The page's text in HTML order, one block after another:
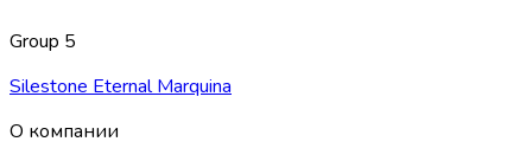
Group 5
Silestone Eternal Marquina
О компании